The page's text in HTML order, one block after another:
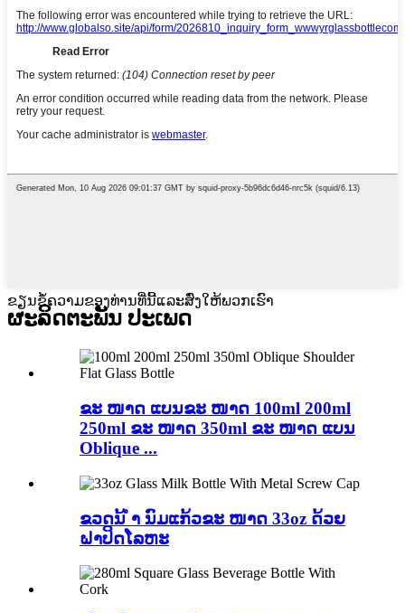
ຂຽນຂໍ້ຄວາມຂອງທ່ານທີ່ນີ້ແລະສົ່ງໃຫ້ພວກເຮົາ
ຜະລິດຕະພັນ ປະເພດ
ຂະ ໜາດ ແບນຂະ ໜາດ 100ml 200ml
250ml ຂະ ໜາດ 350ml ຂະ ໜາດ ແບນ
Oblique ...
ຂວດນ້ ຳ ນົມແກ້ວຂະ ໜາດ 33oz ດ້ວຍ
ຝາປິດໂລຫະ